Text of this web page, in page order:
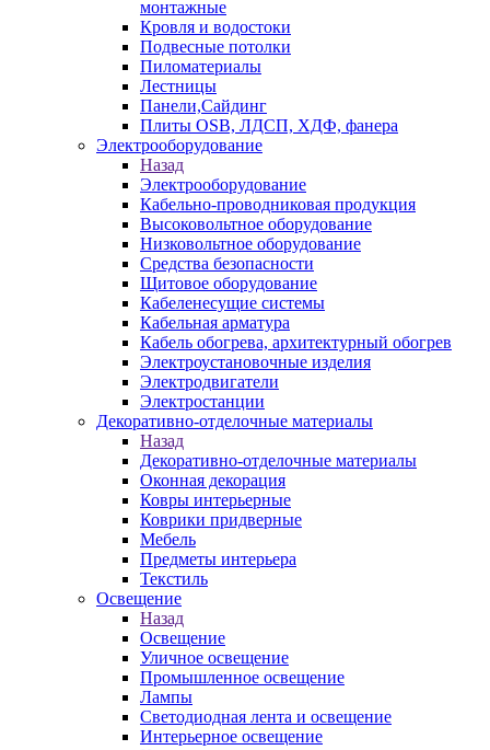
монтажные
Кровля и водостоки
Подвесные потолки
Пиломатериалы
Лестницы
Панели,Сайдинг
Плиты OSB, ЛДСП, ХДФ, фанера
Электрооборудование
Назад
Электрооборудование
Кабельно-проводниковая продукция
Высоковольтное оборудование
Низковольтное оборудование
Средства безопасности
Щитовое оборудование
Кабеленесущие системы
Кабельная арматура
Кабель обогрева, архитектурный обогрев
Электроустановочные изделия
Электродвигатели
Электростанции
Декоративно-отделочные материалы
Назад
Декоративно-отделочные материалы
Оконная декорация
Ковры интерьерные
Коврики придверные
Мебель
Предметы интерьера
Текстиль
Освещение
Назад
Освещение
Уличное освещение
Промышленное освещение
Лампы
Светодиодная лента и освещение
Интерьерное освещение